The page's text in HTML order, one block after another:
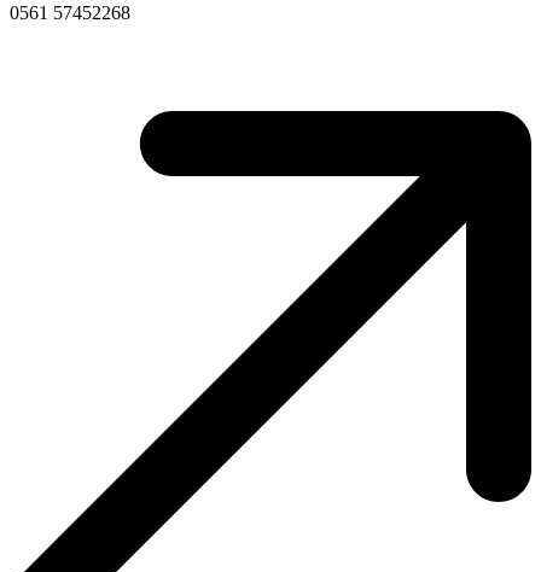
0561 57452268